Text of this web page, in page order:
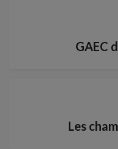
GAEC
Les